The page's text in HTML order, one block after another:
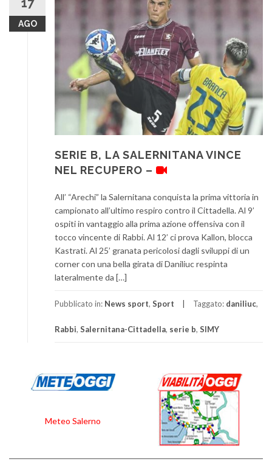
AGO
SERIE B, LA SALERNITANA VINCE
NEL RECUPERO –
All’ “Arechi” la Salernitana conquista la prima vittoria in
campionato all’ultimo respiro contro il Cittadella. Al 9’
ospiti in vantaggio alla prima azione offensiva con il
tocco vincente di Rabbi. Al 12’ ci prova Kallon, blocca
Kastrati. Al 25’ granata pericolosi dagli sviluppi di un
corner con una bella girata di Daniliuc respinta
lateralmente da […]
Pubblicato in: News sport, Sport Taggato: daniliuc,
Rabbi, Salernitana-Cittadella, serie b, SIMY
Meteo Salerno